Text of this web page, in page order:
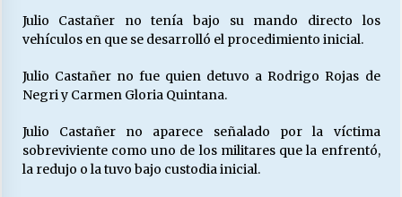
Julio Castañer no tenía bajo su mando directo los
vehículos en que se desarrolló el procedimiento inicial.
Julio Castañer no fue quien detuvo a Rodrigo Rojas de
Negri y Carmen Gloria Quintana.
Julio Castañer no aparece señalado por la víctima
sobreviviente como uno de los militares que la enfrentó,
la redujo o la tuvo bajo custodia inicial.